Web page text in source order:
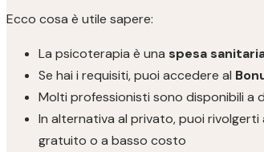
Ecco cosa è utile sapere:
La psicoterapia è una spesa
Se hai i requisiti, puoi accedere al
Molti professionisti sono disponibili a
In alternativa al privato, puoi rivolgerti
gratuito o a basso costo